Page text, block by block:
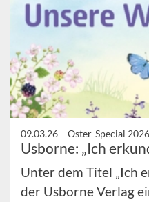
09.03.26 – Oster-Special 2026
Usborne: „Ich
Unter dem Titel „Ich
der Usborne Verlag